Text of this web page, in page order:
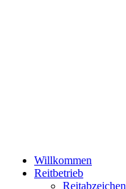
Willkommen
Reitbetrieb
Reitabzeichen